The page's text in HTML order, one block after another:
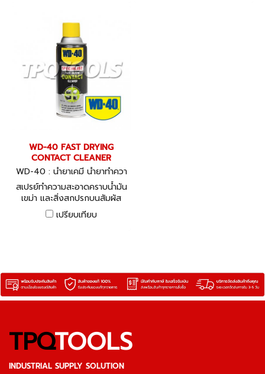
WD-40 FAST DRYING
CONTACT CLEANER
WD-40 : น้ำยาเคมี น้ำยาทำควา
มสะอาด ซิลิโคน
สเปรย์ทำความสะอาดคราบน้ำมัน
เขม่า และสิ่งสกปรกบนสัมผัส
ทางไฟฟ้า คอนแทค คลีนเนอร์
เปรียบเทียบ
TPQTOOLS
INDUSTRIAL SUPPLY SOLUTION